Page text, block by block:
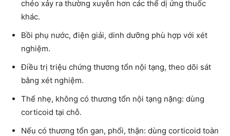
chéo xảy ra thường xuyên hơn các thể dị ứng thuốc
khác.
Bồi phụ nước, điện giải, dinh dưỡng phù hợp với xét
nghiệm.
Điều trị triệu chứng thương tổn nội tạng, theo dõi sát
bằng xét nghiệm.
Thể nhẹ, không có thương tổn nội tạng nặng: dùng
corticoid tại chỗ.
Nếu có thương tổn gan, phổi, thận: dùng corticoid toàn